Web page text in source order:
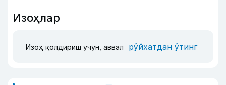
Изоҳлар
Изоҳ қолдириш учун, аввал рўйхатдан ўтинг